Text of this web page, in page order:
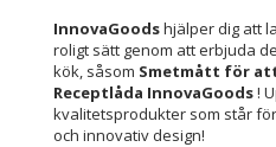
InnovaGoodshjälper dig att
roligt sätt genom att erbjuda
kök, såsom Smetmått för att
Receptlåda InnovaGoods!
kvalitetsprodukter som står
och innovativ design!